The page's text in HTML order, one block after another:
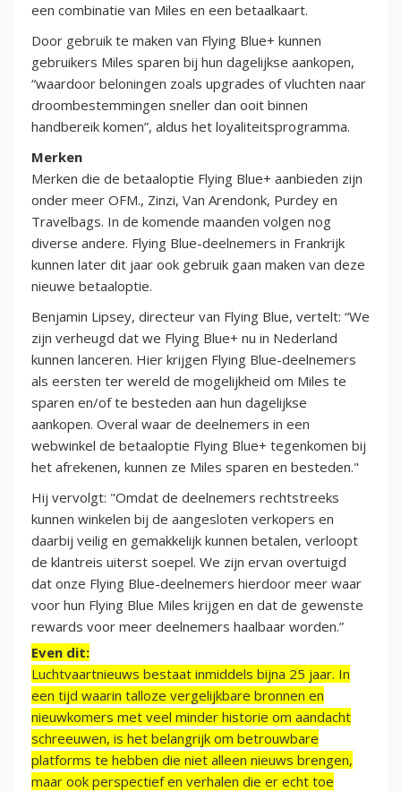
een combinatie van Miles en een betaalkaart.
Door gebruik te maken van Flying Blue+ kunnen
gebruikers Miles sparen bij hun dagelijkse aankopen,
“waardoor beloningen zoals upgrades of vluchten naar
droombestemmingen sneller dan ooit binnen
handbereik komen”, aldus het loyaliteitsprogramma.
Merken
Merken die de betaaloptie Flying Blue+ aanbieden zijn
onder meer OFM., Zinzi, Van Arendonk, Purdey en
Travelbags. In de komende maanden volgen nog
diverse andere. Flying Blue-deelnemers in Frankrijk
kunnen later dit jaar ook gebruik gaan maken van deze
nieuwe betaaloptie.
Benjamin Lipsey, directeur van Flying Blue, vertelt: “We
zijn verheugd dat we Flying Blue+ nu in Nederland
kunnen lanceren. Hier krijgen Flying Blue-deelnemers
als eersten ter wereld de mogelijkheid om Miles te
sparen en/of te besteden aan hun dagelijkse
aankopen. Overal waar de deelnemers in een
webwinkel de betaaloptie Flying Blue+ tegenkomen bij
het afrekenen, kunnen ze Miles sparen en besteden."
Hij vervolgt: "Omdat de deelnemers rechtstreeks
kunnen winkelen bij de aangesloten verkopers en
daarbij veilig en gemakkelijk kunnen betalen, verloopt
de klantreis uiterst soepel. We zijn ervan overtuigd
dat onze Flying Blue-deelnemers hierdoor meer waar
voor hun Flying Blue Miles krijgen en dat de gewenste
rewards voor meer deelnemers haalbaar worden.”
Even dit:
Luchtvaartnieuws bestaat inmiddels bijna 25 jaar. In
een tijd waarin talloze vergelijkbare bronnen en
nieuwkomers met veel minder historie om aandacht
schreeuwen, is het belangrijk om betrouwbare
platforms te hebben die niet alleen nieuws brengen,
maar ook perspectief en verhalen die er echt toe